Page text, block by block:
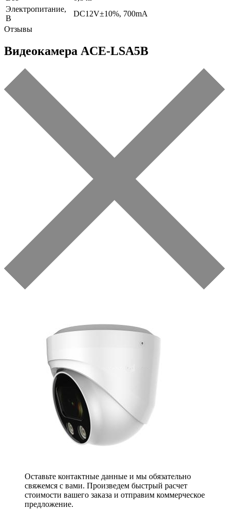
Электропитание,
В
DC12V±10%, 700mA
Отзывы
Видеокамера ACE-LSA5B
Оставьте контактные данные и мы обязательно
свяжемся с вами. Произведем быстрый расчет
стоимости вашего заказа и отправим коммерческое
предложение.